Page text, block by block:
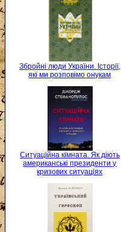
Збройні люди України. Історії,
які ми розповімо онукам
Ситуаційна кімната. Як діють
американські президенти у
кризових ситуаціях